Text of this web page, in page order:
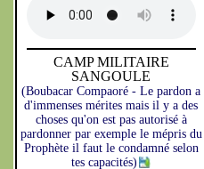
CAMP MILITAIRE
SANGOULE
(Boubacar Compaoré - Le pardon a
d'immenses mérites mais il y a des
choses qu'on est pas autorisé à
pardonner par exemple le mépris du
Prophète il faut le condamné selon
tes capacités)